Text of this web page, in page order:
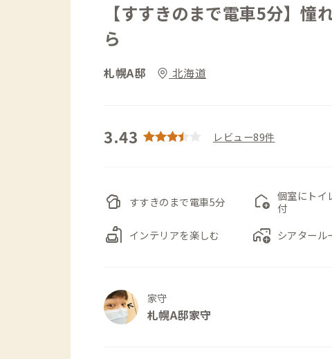
【すすきのまで電車5分】憧
ら
札幌A邸 北海道
3.43 レビュー89件
sports_bar すすきのまで電車5分 add_home 個室にトイ
付
scene インテリアを楽しむ add_home_work シアタール
家守
札幌A邸家守